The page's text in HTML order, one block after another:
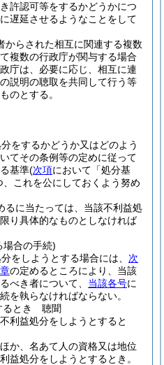
許認可等をするかどうかにつ
遅延させるようなことをして
からされた相互に関連する複数
複数の行政庁が関与する場合
庁は、必要に応じ、相互に連
説明の聴取を共同して行う等
のとする。
をするかどうか又はどのよう
てその条例等の定めに従って
基準(次項において「処分基
、これを公にしておくよう努め
るに当たっては、当該不利益処
り具体的なものとしなければ
場合の手続)
をしようとする場合には、 次
の定めるところにより、当該
べき者について、 当該各号に
を執らなければならない。
るとき 聴聞
利益処分をしようとすると
か、名あて人の資格又は地位
益処分をしようとするとき。